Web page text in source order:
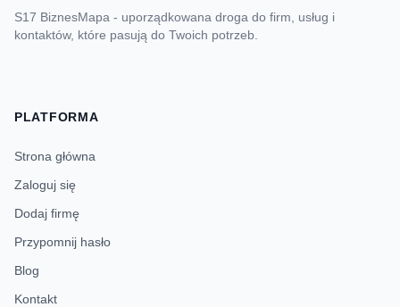
S17 BiznesMapa - uporządkowana droga do firm, usług i
kontaktów, które pasują do Twoich potrzeb.
PLATFORMA
Strona główna
Zaloguj się
Dodaj firmę
Przypomnij hasło
Blog
Kontakt